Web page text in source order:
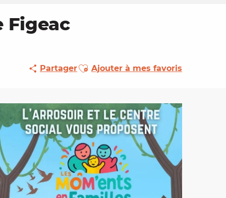
Figeac
PartagerAjouter aux favoris
Ajouter à mes favoris